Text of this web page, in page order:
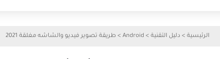
الرئيسية > دليل التقنية >
Android
> طريقة تصوير فيديو والشاشه مغلقة 2021